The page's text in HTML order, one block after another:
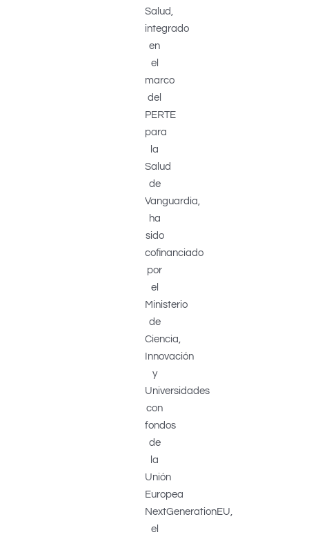
Salud,
integrado
en
el
marco
del
PERTE
para
la
Salud
de
Vanguardia,
ha
sido
cofinanciado
por
el
Ministerio
de
Ciencia,
Innovación
y
Universidades
con
fondos
de
la
Unión
Europea
NextGenerationEU,
el